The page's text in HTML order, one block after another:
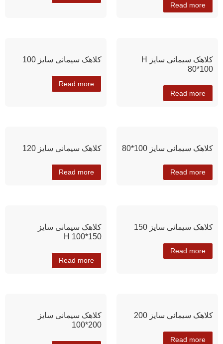
Read more
کلاهک سیمانی سایز H
80*100
Read more
کلاهک سیمانی سایز 100
Read more
کلاهک سیمانی سایز 100*80
Read more
کلاهک سیمانی سایز 120
Read more
کلاهک سیمانی سایز 150
Read more
کلاهک سیمانی سایز
150*100 H
Read more
کلاهک سیمانی سایز 200
Read more
کلاهک سیمانی سایز
200*100